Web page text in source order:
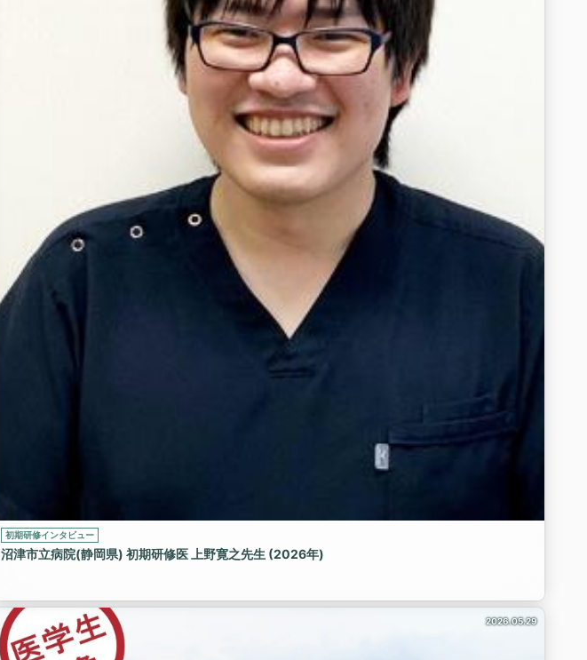
初期研修インタビュー
沼津市立病院(静岡県) 初期研修医 上野寛之先生 (2026年)
2026.05.29